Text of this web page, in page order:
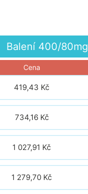
Balení 400/80mg
Cena
419,43 Kč
734,16 Kč
1 027,91 Kč
1 279,70 Kč